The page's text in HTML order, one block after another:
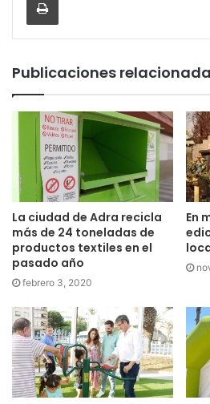
Publicaciones
La ciudad de Adra recicla
más de 24 toneladas de
productos textiles en el
pasado año
febrero 3, 2020
En